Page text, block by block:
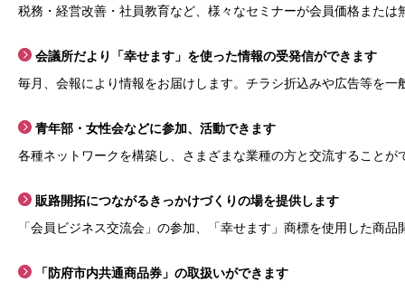
税務・経営改善・社員教育など、様々なセミナーが会員価格または
会議所だより「幸せます」を使った情報の受発信ができます
毎月、会報により情報をお届けします。チラシ折込みや広告等を一
青年部・女性会などに参加、活動できます
各種ネットワークを構築し、さまざまな業種の方と交流することが
販路開拓につながるきっかけづくりの場を提供します
「会員ビジネス交流会」の参加、「幸せます」商標を使用した商品
「防府市内共通商品券」の取扱いができます